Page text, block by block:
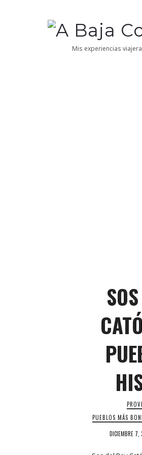
A
BajaMis experiencias
PUEBLOS MÁS
DICIEMBRE 7,